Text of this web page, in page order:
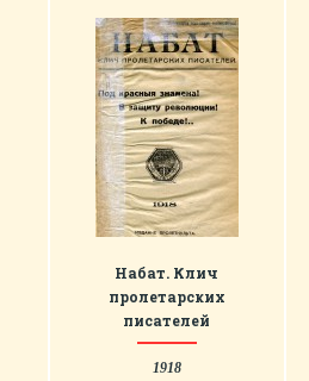
Набат. Клич
пролетарских
писателей
1918